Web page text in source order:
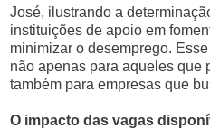
José, ilustrando a
instituições de apoio em
minimizar o desemprego.
não apenas para aqueles que
também para empresas que
O impacto das vagas